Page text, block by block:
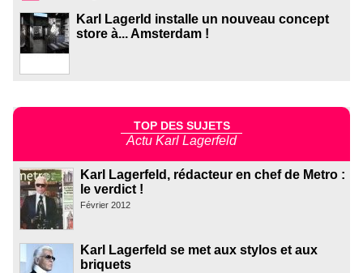
Karl Lagerld installe un nouveau concept
store à... Amsterdam !
TOP DES SUJETS
Actu Karl Lagerfeld
Karl Lagerfeld, rédacteur en chef de Metro :
le verdict !
Février 2012
Karl Lagerfeld se met aux stylos et aux
briquets